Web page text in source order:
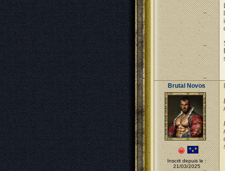
Brutal Novos
Inscrit depuis le :
21/03/2025